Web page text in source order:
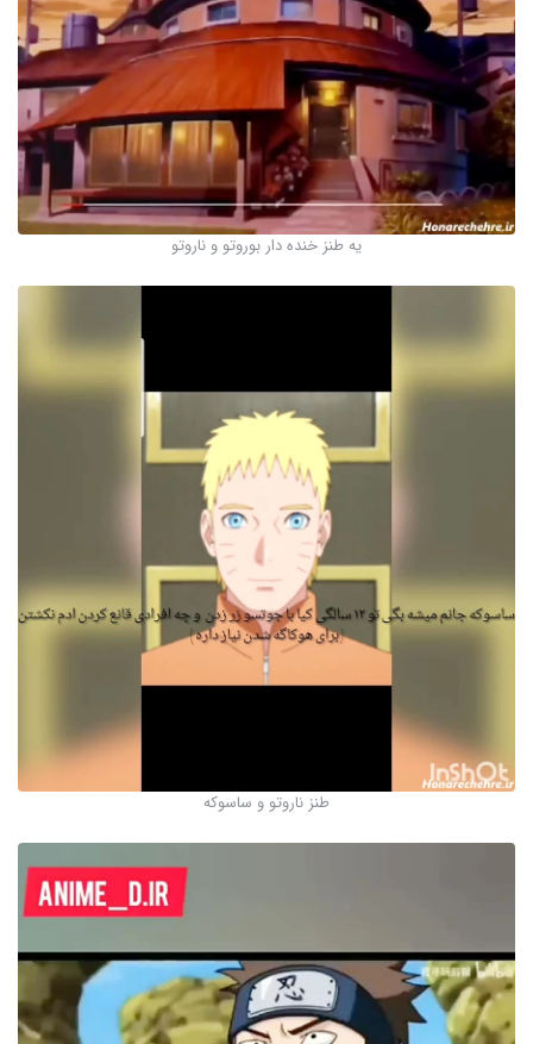
یه طنز خنده دار بوروتو و ناروتو
طنز ناروتو و ساسوکه